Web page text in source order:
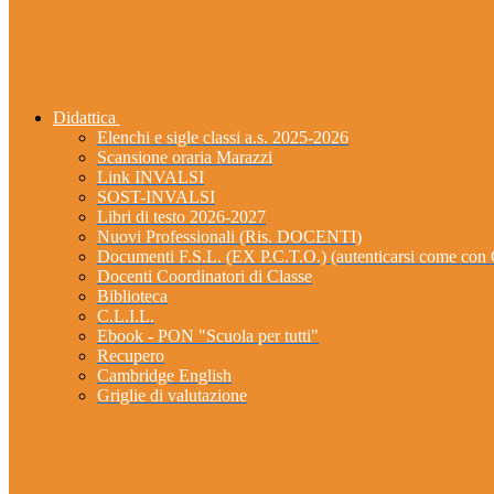
Didattica
Elenchi e sigle classi a.s. 2025-2026
Scansione oraria Marazzi
Link INVALSI
SOST-INVALSI
Libri di testo 2026-2027
Nuovi Professionali (Ris. DOCENTI)
Documenti F.S.L. (EX P.C.T.O.) (autenticarsi come
Docenti Coordinatori di Classe
Biblioteca
C.L.I.L.
Ebook - PON "Scuola per tutti"
Recupero
Cambridge English
Griglie di valutazione